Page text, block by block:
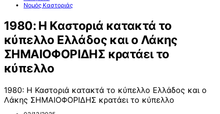
Νομός Καστοριάς
1980: Η Καστοριά κατακτά το
κύπελλο Ελλάδος και ο Λάκης
ΣΗΜΑΙΟΦΟΡΙΔΗΣ κρατάει το
κύπελλο
1980: Η Καστοριά κατακτά το κύπελλο Ελλάδος και ο
Λάκης ΣΗΜΑΙΟΦΟΡΙΔΗΣ κρατάει το κύπελλο